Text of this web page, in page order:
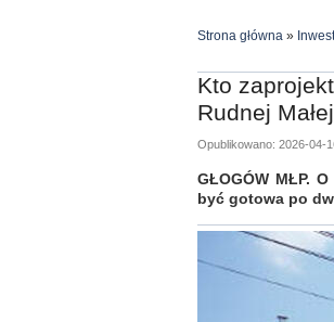
Strona główna »
Kto
Rudnej
Opublikowano: 2026-04-
GŁOGÓW MŁP.
być gotowa po